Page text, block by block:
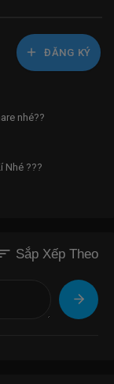
ĐĂNG KÝ
nhé??
Nhé ???
Cập Nhật Các
BẢN NHẠC MỚI TỪ
Sắp Xếp Theo